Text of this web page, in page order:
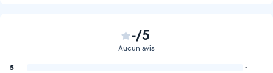
-/5
Aucun avis
5
-